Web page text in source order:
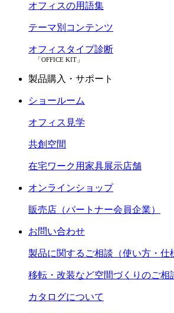
オフィスの用語集
テーマ別コンテンツ
オフィスタイプ診断
「OFFICE KIT」
製品購入・サポート
ショールーム
オフィス見学
共創空間
在宅ワーク用家具展示店舗
オンラインショップ
販売店（パートナー会員企業）
お問い合わせ
製品に関するご相談（使い方・仕
移転・改装など空間づくりのご相
カタログについて